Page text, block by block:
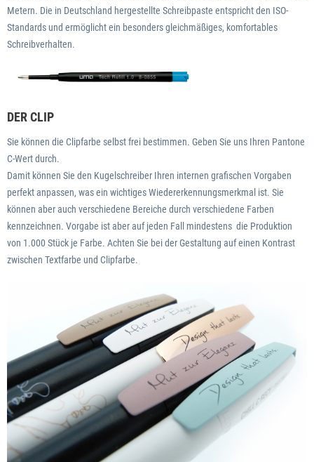
Metern. Die in Deutschland hergestellte Schreibpaste entspricht den ISO-
Standards und ermöglicht ein besonders gleichmäßiges, komfortables
Schreibverhalten.
DER CLIP
Sie können die Clipfarbe selbst frei bestimmen. Geben Sie uns Ihren Pantone
C-Wert durch.
Damit können Sie den Kugelschreiber Ihren internen grafischen Vorgaben
perfekt anpassen, was ein wichtiges Wiedererkennungsmerkmal ist. Sie
können aber auch verschiedene Bereiche durch verschiedene Farben
kennzeichnen. Vorgabe ist aber auf jeden Fall mindestens die Produktion
von 1.000 Stück je Farbe. Achten Sie bei der Gestaltung auf einen Kontrast
zwischen Textfarbe und Clipfarbe.